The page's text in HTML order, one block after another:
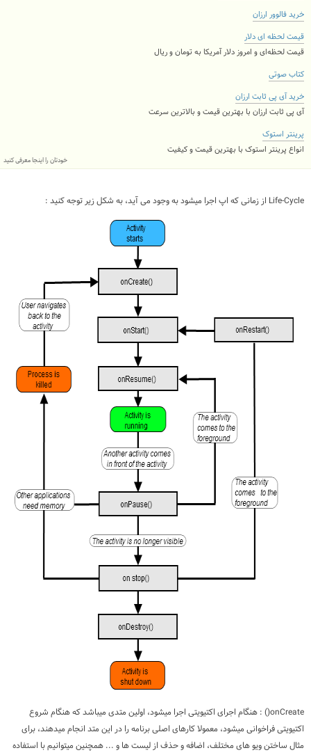
خرید فالوور ارزان
قیمت لحظه ای دلار
قیمت لحظه‌ای و امروز دلار آمریکا به تومان و ریال
کتاب صوتی
خرید آی پی ثابت ارزان
آی پی ثابت ارزان با بهترین قیمت و بالاترین سرعت
پرینتر استوک
انواع پرینتر استوک با بهترین قیمت و کیفیت
خودتان را اینجا معرفی کنید
Life-Cycle از زمانی که اپ اجرا میشود به وجود می آید، به شکل زیر توجه کنید :
onCreate() : هنگام اجرای اکتیویتی اجرا میشود، اولین متدی میباشد که هنگام شروع
اکتیویتی فراخوانی میشود، معمولا کارهای اصلی برنامه را در این متد انجام میدهند، برای
مثال ساختن ویو های مختلف، اضافه و حذف از لیست ها و ... همچنین میتوانیم با استفاده